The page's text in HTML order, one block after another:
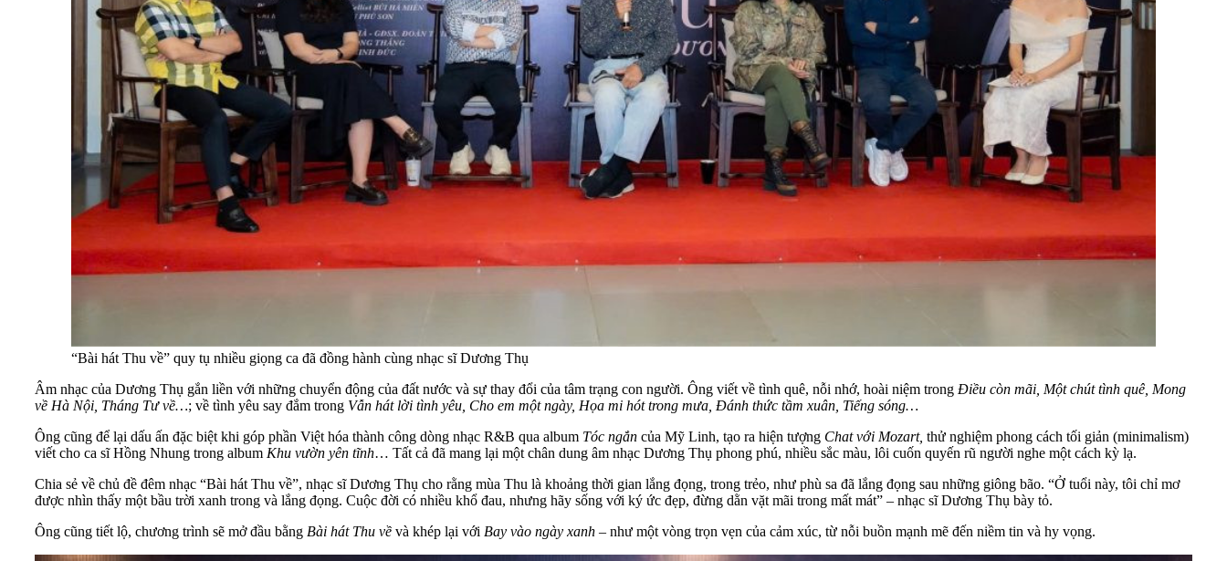
“Bài hát Thu về” quy tụ nhiều giọng ca đã đồng hành cùng nhạc sĩ Dương Thụ
Âm nhạc của Dương Thụ gắn liền với những chuyển động của đất nước và sự thay đổi của tâm trạng con người. Ông viết về tình quê, nỗi nhớ, hoài niệm trong Điều còn mãi, Một chút tình quê, Mong
về Hà Nội, Tháng Tư về…; về tình yêu say đắm trong Vẫn hát lời tình yêu, Cho em một ngày, Họa mi hót trong mưa, Đánh thức tầm xuân, Tiếng sóng…
Ông cũng để lại dấu ấn đặc biệt khi góp phần Việt hóa thành công dòng nhạc R&B qua album Tóc ngắn của Mỹ Linh, tạo ra hiện tượng Chat với Mozart, thử nghiệm phong cách tối giản (minimalism)
viết cho ca sĩ Hồng Nhung trong album Khu vườn yên tĩnh… Tất cả đã mang lại một chân dung âm nhạc Dương Thụ phong phú, nhiều sắc màu, lôi cuốn quyến rũ người nghe một cách kỳ lạ.
Chia sẻ về chủ đề đêm nhạc “Bài hát Thu về”, nhạc sĩ Dương Thụ cho rằng mùa Thu là khoảng thời gian lắng đọng, trong trẻo, như phù sa đã lắng đọng sau những giông bão. “Ở tuổi này, tôi chỉ mơ
được nhìn thấy một bầu trời xanh trong và lắng đọng. Cuộc đời có nhiều khổ đau, nhưng hãy sống với ký ức đẹp, đừng dằn vặt mãi trong mất mát” – nhạc sĩ Dương Thụ bày tỏ.
Ông cũng tiết lộ, chương trình sẽ mở đầu bằng Bài hát Thu về và khép lại với Bay vào ngày xanh – như một vòng trọn vẹn của cảm xúc, từ nỗi buồn mạnh mẽ đến niềm tin và hy vọng.